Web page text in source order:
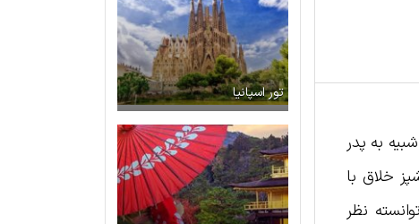
به پدر
خلاق با
نظر
تور اسپانیا